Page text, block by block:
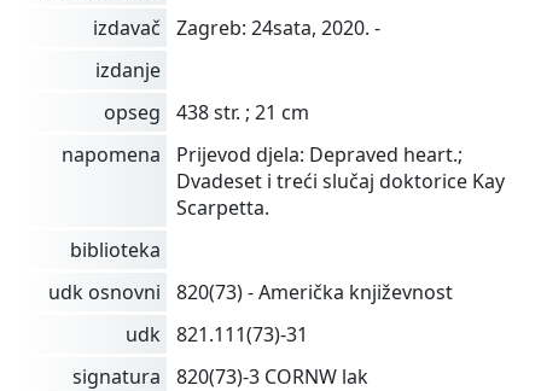
izdavač
Zagreb: 24sata, 2020. -
izdanje
opseg
438 str. ; 21 cm
napomena
Prijevod djela: Depraved heart.;
Dvadeset i treći slučaj doktorice Kay
Scarpetta.
biblioteka
udk osnovni
820(73) - Američka književnost
udk 821.111(73)-31
signatura
820(73)-3 CORNW lak